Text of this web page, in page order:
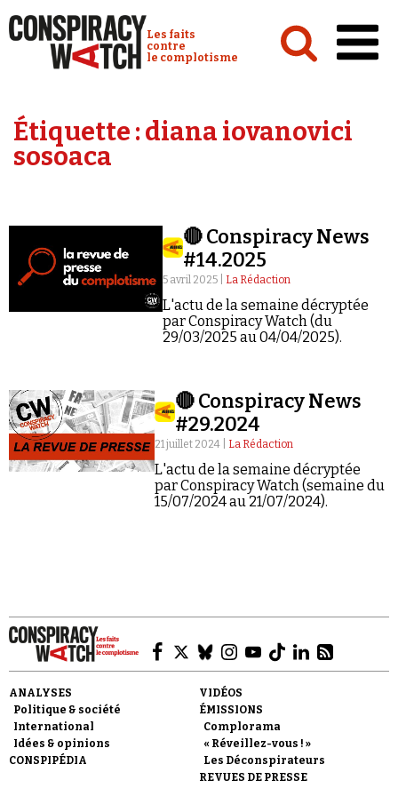
Conspiracy Watch :
Les faits
contre
le complotisme
Analyses
Émissions
Revues de presse
Newsletter
Demander à Vera
Étiquette :diana iovanovici
sosoaca
🔴 Conspiracy News
#14.2025
5 avril 2025 | La Rédaction
L'actu de la semaine décryptée
par Conspiracy Watch (du
29/03/2025 au 04/04/2025).
🔴 Conspiracy News
#29.2024
21 juillet 2024 | La Rédaction
L'actu de la semaine décryptée
par Conspiracy Watch (semaine du
15/07/2024 au 21/07/2024).
ANALYSES
Politique & société
International
Idées & opinions
CONSPIPÉDIA
VIDÉOS
ÉMISSIONS
Complorama
« Réveillez-vous ! »
Les Déconspirateurs
REVUES DE PRESSE